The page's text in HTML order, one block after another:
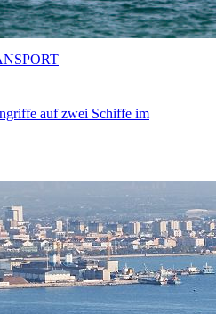
auf zwei Schiffe im